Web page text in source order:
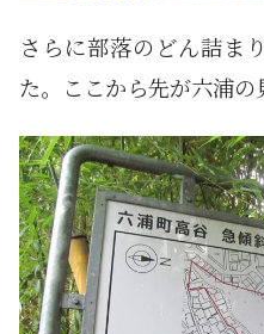
さらに部落のどん詰ま
た。ここから先が六浦の